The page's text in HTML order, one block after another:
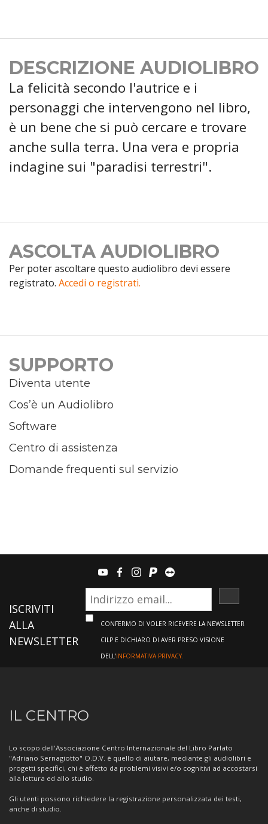
DESCRIZIONE AUDIOLIBRO
La felicità secondo l'autrice e i
personaggi che intervengono nel libro,
è un bene che si può cercare e trovare
anche sulla terra. Una vera e propria
indagine sui "paradisi terrestri".
ASCOLTA AUDIOLIBRO
Per poter ascoltare questo audiolibro devi essere
registrato. Accedi o registrati.
SUPPORTO
Diventa utente
Cos’è un Audiolibro
Software
Centro di assistenza
Domande frequenti sul servizio
youtubefacebook
instagram
paypalteamviewer
ISCRIVITI
ALLA
NEWSLETTER
CONFERMO DI VOLER RICEVERE LA NEWSLETTER
CILP E DICHIARO DI AVER PRESO VISIONE
DELL'INFORMATIVA PRIVACY.
Informazioni
sul
Centro
IL CENTRO
Lo scopo dell'Associazione Centro Internazionale del Libro Parlato
"Adriano Sernagiotto" O.D.V. è quello di aiutare, mediante gli audiolibri e
progetti specifici, chi è affetto da problemi visivi e/o cognitivi ad accostarsi
alla lettura ed allo studio.
Gli utenti possono richiedere la registrazione personalizzata dei testi,
anche di studio.